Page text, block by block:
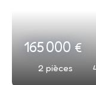
165 000€
2 pièces